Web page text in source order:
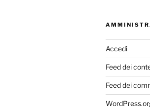
Accedi
Feed dei
Feed dei